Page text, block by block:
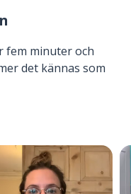
fem minuter och
det kännas som